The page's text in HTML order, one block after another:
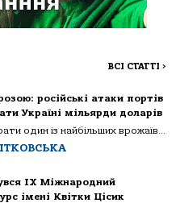
ВСІ СТАТТІ >
російські атаки портів
Україні мільярди доларів
один із найбільших врожаїв...
IX Міжнародний
імені Квітки Цісик